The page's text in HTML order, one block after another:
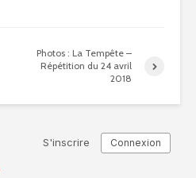
Photos : La Tempête –
Répétition du 24 avril
2018